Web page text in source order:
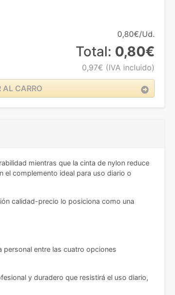
0,80€/Ud.
Total: 0,80€
0,97€ (IVA incluido)
AL CARRO
mientras que la cinta de nylon reduce
el complemento ideal para uso diario o
calidad-precio lo posiciona como una
personal entre las cuatro opciones
y duradero que resistirá el uso diario,